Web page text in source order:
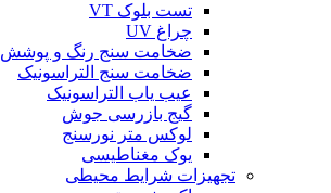
تست بلوک VT
چراغ UV
ضخامت سنج رنگ و پوشش
ضخامت سنج التراسونیک
عیب یاب التراسونیک
گیج بازرسی جوش
لوکس متر نورسنج
یوک مغناطیسی
تجهیزات شرایط محیطی